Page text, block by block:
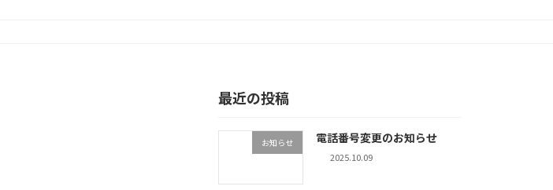
最近の投稿
お知らせ 電話番号変更のお知らせ
2025.10.09